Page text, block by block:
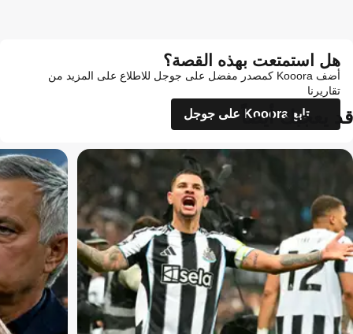
هل استمتعت بهذه القصة؟
أضف Kooora كمصدر مفضل على جوجل للاطلاع على المزيد من
تقاريرنا
تابع Kooora على جوجل
قد يعجبك أيضاً